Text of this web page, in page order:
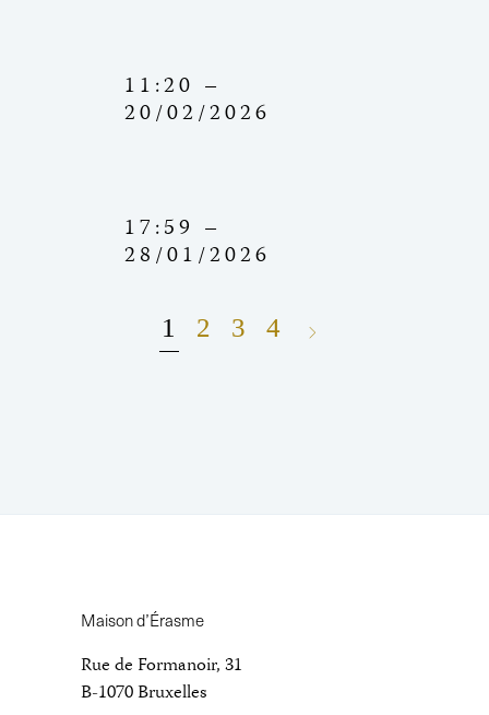
11:20 –
20/02/2026
17:59 –
28/01/2026
1 2 3 4
Maison d’Érasme
Rue de Formanoir, 31
B-1070 Bruxelles